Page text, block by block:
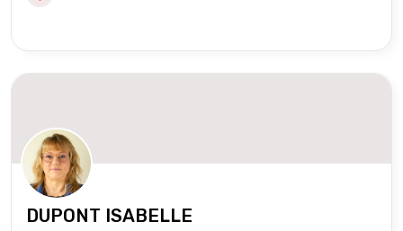
DUPONT ISABELLE